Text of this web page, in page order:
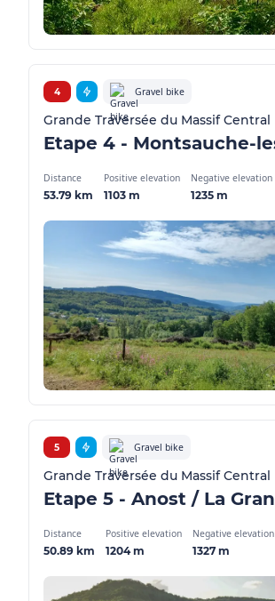
4 Gravel bike
Grande Traversée du Massif Central
Distance
53.79 km
Positive elevation
1103 m
Negative elevation
1235 m
5 Gravel bike
Grande Traversée du Massif Central
Distance
50.89 km
Positive elevation
1204 m
Negative elevation
1327 m